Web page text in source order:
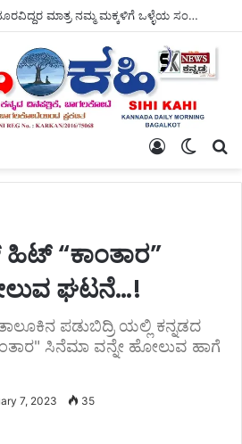
ನಾವು ದುಷ್ಟ ಚಟಗಳಿಂದ ದೂರವಿದ್ದರ ಮಾತ್ರ ನಮ್ಮ ಮಕ್ಕಳಿಗೆ ಒಳ್ಳೆಯ ಸಂಸ್ಕಾರ ಕೊಡಲು – ಸಾಧ್ಯ ಆರ್.ಎಸ್ ಗಂಗನಹಳ್ಳಿ.
Switch
Log
“ಕಾಂತಾರ”
ಘಟನೆ…!
ಪಡುಬಿದ್ರಿ ಯಲ್ಲಿ ಕನ್ನಡದ
ಸಿನೆಮಾ ವನ್ನೇ ಹೋಲುವ ಹಾಗೆ
7, 2023 35